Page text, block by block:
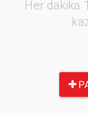
Her dakika